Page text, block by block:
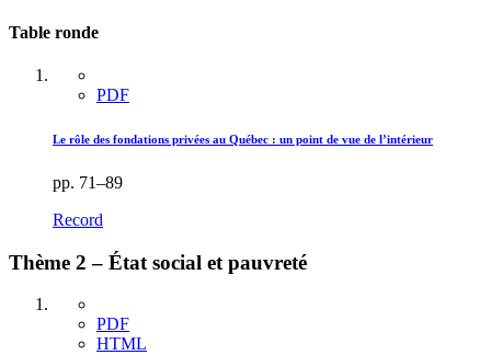
Table ronde
PDF
Le rôle des fondations privées au Québec : un point de vue de l’intérieur
pp. 71–89
Record
Thème 2 – État social et pauvreté
PDF
HTML